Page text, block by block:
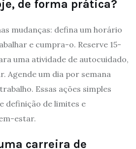
de forma prática?
mudanças: defina um horário
e cumpra-o. Reserve 15-
uma atividade de autocuidado,
Agende um dia por semana
Essas ações simples
definição de limites e
estar.
carreira de